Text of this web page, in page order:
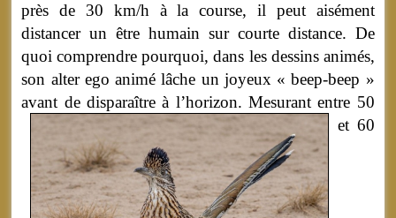
près de 30 km/h à la course, il peut aisément
distancer un être humain sur courte distance. De
quoi comprendre pourquoi, dans les dessins animés,
son alter ego animé lâche un joyeux « beep-beep »
avant de disparaître à l’horizon. Mesurant entre 50
et 60